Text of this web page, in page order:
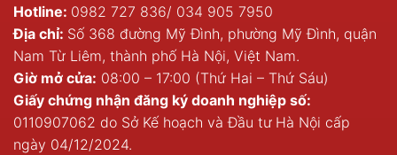
Hotline: 0982 727 836/ 034 905 7950
Địa chỉ: Số 368 đường Mỹ Đình, phường Mỹ Đình, quận
Nam Từ Liêm, thành phố Hà Nội, Việt Nam.
Giờ mở cửa: 08:00 – 17:00 (Thứ Hai – Thứ Sáu)
Giấy chứng nhận đăng ký doanh nghiệp số:
0110907062 do Sở Kế hoạch và Đầu tư Hà Nội cấp
ngày 04/12/2024.